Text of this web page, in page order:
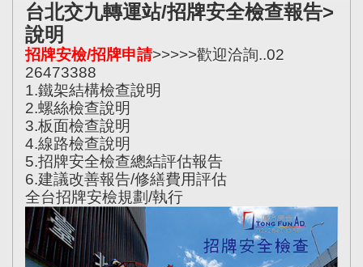
台北交九轉運站/招牌安全檢查報告>
說明
招牌安檢/招牌申請>>>>>歡迎洽詢..02
26473388
1.鐵架結構檢查說明
2.螺絲檢查說明
3.板面檢查說明
4.線路檢查說明
5.招牌安全檢查總結評估報告
6.建議改善報告/修繕費用評估
全台招牌安檢規劃/執行